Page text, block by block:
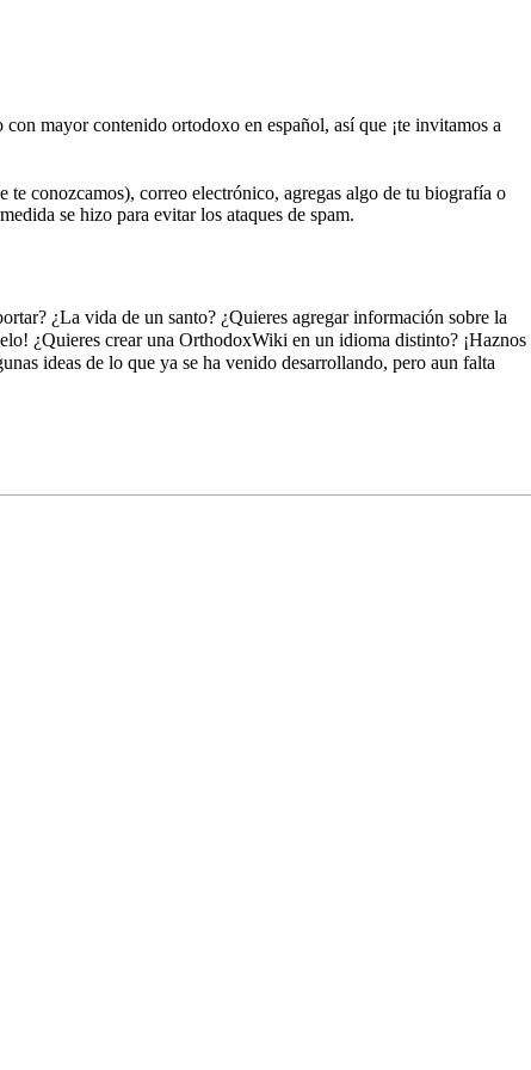
mayor contenido ortodoxo en español, así que ¡te invitamos a
te conozcamos), correo electrónico, agregas algo de tu biografía o
se hizo para evitar los ataques de spam.
¿La vida de un santo? ¿Quieres agregar información sobre la
¿Quieres crear una OrthodoxWiki en un idioma distinto? ¡Haznos
ideas de lo que ya se ha venido desarrollando, pero aun falta